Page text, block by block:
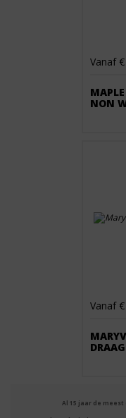
Vanaf
NON
Vanaf
Al 15 jaar de